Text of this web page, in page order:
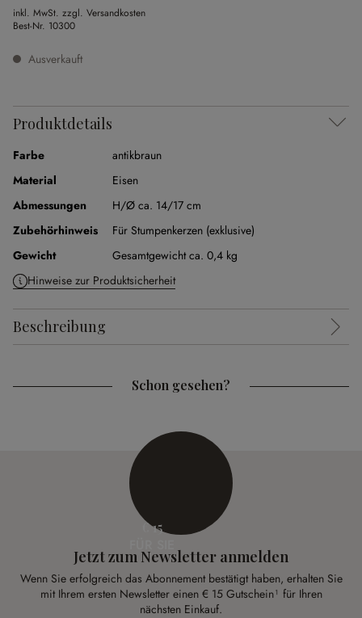
inkl. MwSt. zzgl. Versandkosten
Best-Nr. 10300
Ausverkauft
Produktdetails
Farbe
antikbraun
Material
Eisen
Abmessungen
H/Ø ca. 14/17 cm
Zubehörhinweis
Für Stumpenkerzen (exklusive)
Gewicht
Gesamtgewicht ca. 0,4 kg
Hinweise zur Produktsicherheit
Beschreibung
Schon gesehen?
€ 15
Jetzt zum Newsletter anmelden
Wenn Sie erfolgreich das Abonnement bestätigt haben, erhalten Sie
mit Ihrem ersten Newsletter einen € 15 Gutschein¹ für Ihren
nächsten Einkauf.